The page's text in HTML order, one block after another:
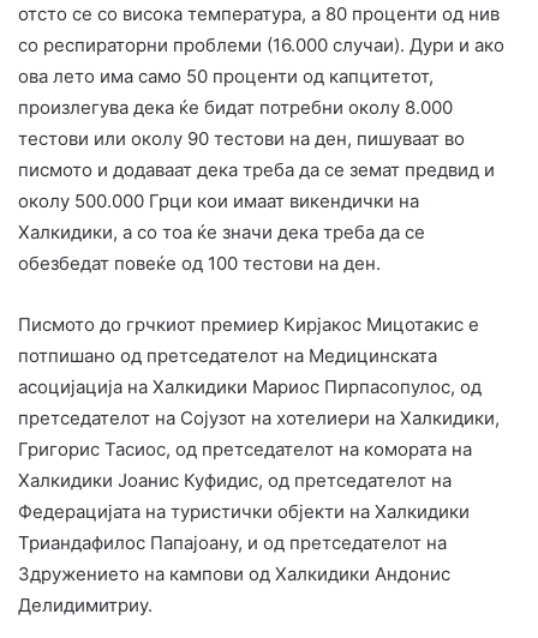
отсто се со висока температура, а 80 проценти од нив
со респираторни проблеми (16.000 случаи). Дури и ако
ова лето има само 50 проценти од капцитетот,
произлегува дека ќе бидат потребни околу 8.000
тестови или околу 90 тестови на ден, пишуваат во
писмото и додаваат дека треба да се земат предвид и
околу 500.000 Грци кои имаат викендички на
Халкидики, а со тоа ќе значи дека треба да се
обезбедат повеќе од 100 тестови на ден.
Писмото до грчкиот премиер Кирјакос Мицотакис е
потпишано од претседателот на Медицинската
асоцијација на Халкидики Мариос Пирпасопулос, од
претседателот на Сојузот на хотелиери на Халкидики,
Григорис Тасиос, од претседателот на комората на
Халкидики Јоанис Куфидис, од претседателот на
Федерацијата на туристички објекти на Халкидики
Триандафилос Папајоану, и од претседателот на
Здружението на кампови од Халкидики Андонис
Делидимитриу.